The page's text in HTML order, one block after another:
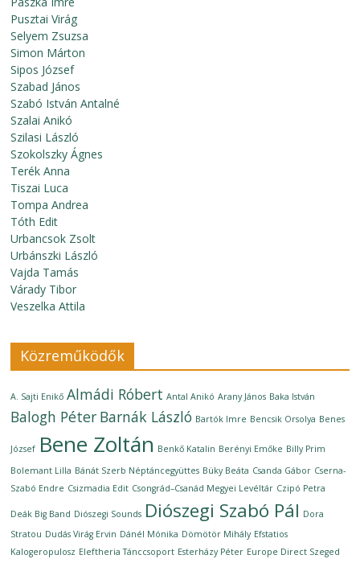
Pusztai Virág
Selyem Zsuzsa
Simon Márton
Sipos József
Szabad János
Szabó István Antalné
Szalai Anikó
Szilasi László
Szokolszky Ágnes
Terék Anna
Tiszai Luca
Tompa Andrea
Tóth Edit
Urbancsok Zsolt
Urbánszki László
Vajda Tamás
Várady Tibor
Veszelka Attila
Közreműködők
A. Sajti Enikő Almádi Róbert Antal Anikó Arany János Baka István
Balogh Péter Barnák László Bartók Imre Bencsik Orsolya Benes
József Bene Zoltán Benkő Katalin Berényi Emőke Billy Prim
Bolemant Lilla Bánát Szerb Néptáncegyüttes Büky Beáta Csanda Gábor Cserna-
Szabó Endre Csizmadia Edit Csongrád–Csanád Megyei Levéltár Czipó Petra
Deák Big Band Diószegi Sounds Diószegi Szabó Pál Dora
Stratou Dudás Virág Ervin Dánél Mónika Dömötör Mihály Efstatios
Kalogeropulosz Eleftheria Tánccsoport Esterházy Péter Europe Direct Szeged